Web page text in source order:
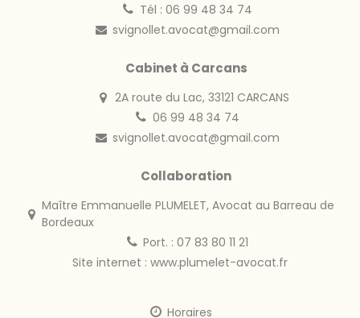
Tél : 06 99 48 34 74
svignollet.avocat@gmail.com
Cabinet à Carcans
2A route du Lac, 33121 CARCANS
06 99 48 34 74
svignollet.avocat@gmail.com
Collaboration
Maître Emmanuelle PLUMELET, Avocat au Barreau de
Bordeaux
Port. : 07 83 80 11 21
Site internet : www.plumelet-avocat.fr
Horaires